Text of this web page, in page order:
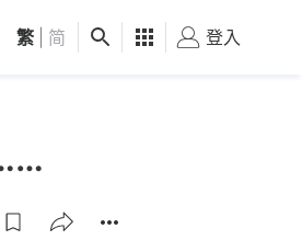
觀點 健康 好食玩飛
繁 简 登入